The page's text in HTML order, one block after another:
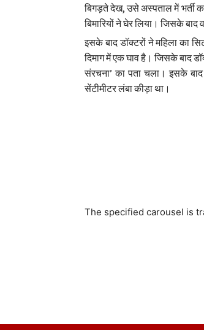
बिगड़ते देख, उसे अस्पताल में भर्ती
बिमारियों ने घेर लिया। जिसके
इसके बाद डॉक्टरों ने महिला का
दिमाग में एक घाव है। जिसके बाद
संरचना’ का पता चला। इसके
सेंटीमीटर लंबा कीड़ा था।
The specified carousel is